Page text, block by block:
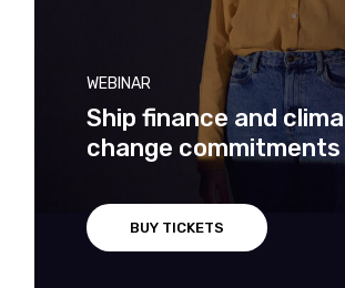
WEBINAR
Ship finance and
change commitments
BUY TICKETS